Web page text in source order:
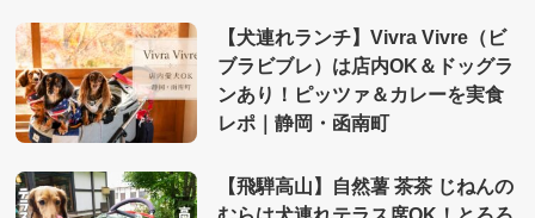
【犬連れランチ】Vivra Vivre（ビ
ブラビブレ）は店内OK＆ドッグラ
ンあり！ピッツァ＆カレーを実食
レポ｜静岡・函南町
【飛騨高山】自然薯 茶茶 じねんの